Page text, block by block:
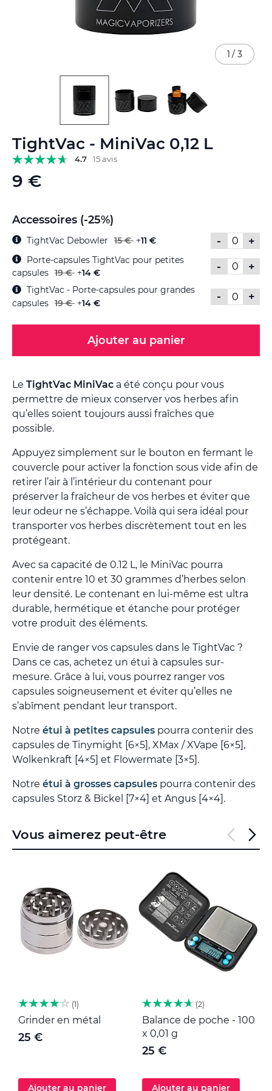
TightVac - MiniVac 0,12 L
4.7 15 avis
9 €
Accessoires (-25%)
-
+
TightVac Debowler 15 € +11 €
- +
Porte-capsules TightVac pour petites
capsules 19 € +14 €
- +
TightVac - Porte-capsules pour grandes
capsules 19 € +14 €
Ajouter au panier
Le TightVac MiniVac a été conçu pour vous
permettre de mieux conserver vos herbes afin
qu’elles soient toujours aussi fraîches que
possible.
Appuyez simplement sur le bouton en fermant le
couvercle pour activer la fonction sous vide afin de
retirer l’air à l’intérieur du contenant pour
préserver la fraîcheur de vos herbes et éviter que
leur odeur ne s’échappe. Voilà qui sera idéal pour
transporter vos herbes discrètement tout en les
protégeant.
Avec sa capacité de 0.12 L, le MiniVac pourra
contenir entre 10 et 30 grammes d’herbes selon
leur densité. Le contenant en lui-même est ultra
durable, hermétique et étanche pour protéger
votre produit des éléments.
Envie de ranger vos capsules dans le TightVac ?
Dans ce cas, achetez un étui à capsules sur-
mesure. Grâce à lui, vous pourrez ranger vos
capsules soigneusement et éviter qu’elles ne
s’abîment pendant leur transport.
Notre étui à petites capsules pourra contenir des
capsules de Tinymight [6×5], XMax / XVape [6×5],
Wolkenkraft [4×5] et Flowermate [3×5].
Notre étui à grosses capsules pourra contenir des
capsules Storz & Bickel [7×4] et Angus [4×4].
1 / 3
to
the
beginning
of
gallery
Vous aimerez peut-être
1
Grinder en métal
25 €
Ajouter au panier
2
Balance de poche - 100
x 0,01 g
25 €
Ajouter au panier